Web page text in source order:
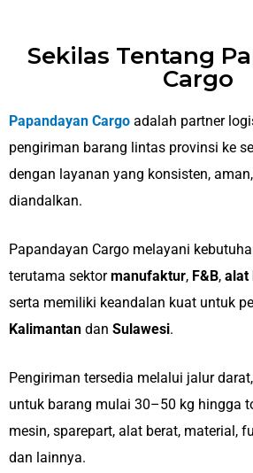
Sekilas Tentang
Cargo
Papandayan Cargo adalah partner
pengiriman barang lintas provinsi ke
dengan layanan yang konsisten,
diandalkan.
Papandayan Cargo melayani
terutama sektormanufaktur, F&B, alat
serta memiliki keandalan kuat untuk
Kalimantan dan Sulawesi.
Pengiriman tersedia melalui jalur
untuk barang mulai 30–50 kg hingga
mesin, sparepart, alat berat, material,
dan lainnya.